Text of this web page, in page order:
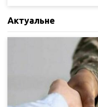
Актуальне